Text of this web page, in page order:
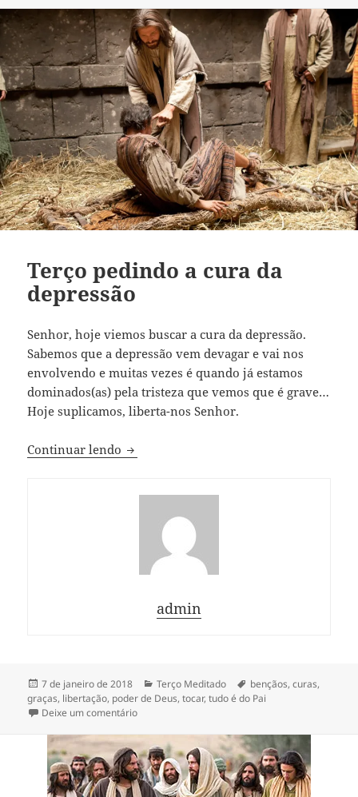
Terço pedindo a cura da
depressão
Senhor, hoje viemos buscar a cura da depressão.
Sabemos que a depressão vem devagar e vai nos
envolvendo e muitas vezes é quando já estamos
dominados(as) pela tristeza que vemos que é grave…
Hoje suplicamos, liberta-nos Senhor.
Continuar lendo Terço pedindo a cura da depressão
admin
Publicado
em
7 de janeiro de 2018 Categorias
Terço Meditado Tags
bençãos,curas,
graças, libertação, poder de Deus,tocar,tudo é do Pai
Deixe um comentárioem Terço pedindo a cura da depressão